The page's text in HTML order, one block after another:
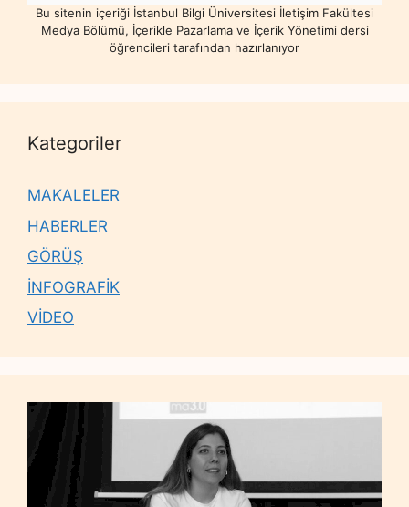
Bu sitenin içeriği İstanbul Bilgi Üniversitesi İletişim Fakültesi
Medya Bölümü, İçerikle Pazarlama ve İçerik Yönetimi dersi
öğrencileri tarafından hazırlanıyor
Kategoriler
MAKALELER
HABERLER
GÖRÜŞ
İNFOGRAFİK
VİDEO